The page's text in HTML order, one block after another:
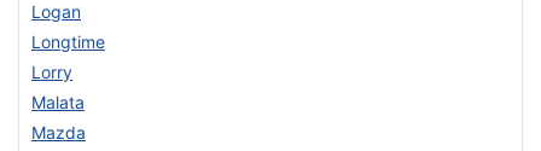
Logan
Longtime
Lorry
Malata
Mazda